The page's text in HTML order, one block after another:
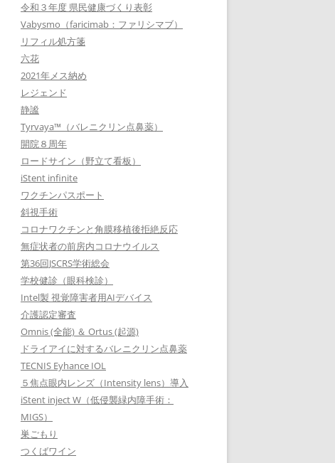
令和３年度 県民健康づくり表彰
Vabysmo（faricimab：ファリシマブ）
リフィル処方箋
六花
2021年メス納め
レジェンド
静謐
Tyrvaya™（バレニクリン点鼻薬）
開院８周年
ロードサイン（野立て看板）
iStent infinite
ワクチンパスポート
斜視手術
コロナワクチンと角膜移植後拒絶反応
無症状者の前房内コロナウイルス
第36回JSCRS学術総会
学校健診（眼科検診）
Intel製 視覚障害者用AIデバイス
介護認定審査
Omnis (全能) ＆ Ortus (起源)
ドライアイに対するバレニクリン点鼻薬
TECNIS Eyhance IOL
５焦点眼内レンズ（Intensity lens）導入
iStent inject W（低侵襲緑内障手術：
MIGS）
巣ごもり
つくばワイン